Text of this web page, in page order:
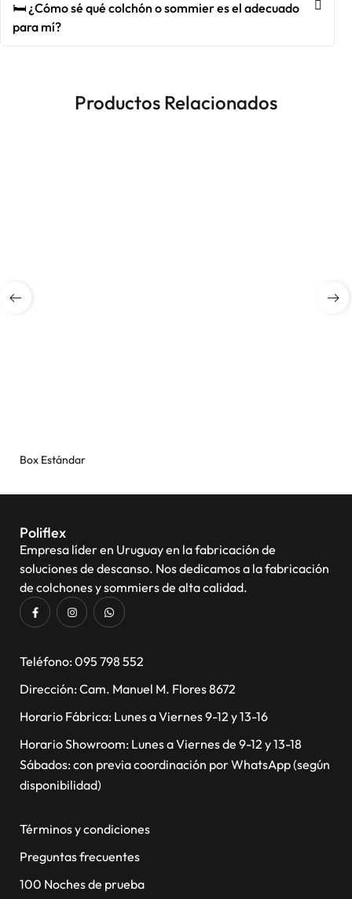
🛏️ ¿Cómo sé qué colchón o sommier es el adecuado
para mí?
Productos Relacionados
Box Estándar
Poliflex
Empresa líder en Uruguay en la fabricación de
soluciones de descanso. Nos dedicamos a la fabricación
de colchones y sommiers de alta calidad.
​Teléfono: 095 798 552
Dirección: Cam. Manuel M. Flores 8672
Horario Fábrica: Lunes a Viernes 9-12 y 13-16
Horario Showroom: Lunes a Viernes de 9-12 y 13-18
Sábados: con previa coordinación por WhatsApp (según
disponibilidad)
Términos y condiciones
Preguntas frecuentes
100 Noches de prueba